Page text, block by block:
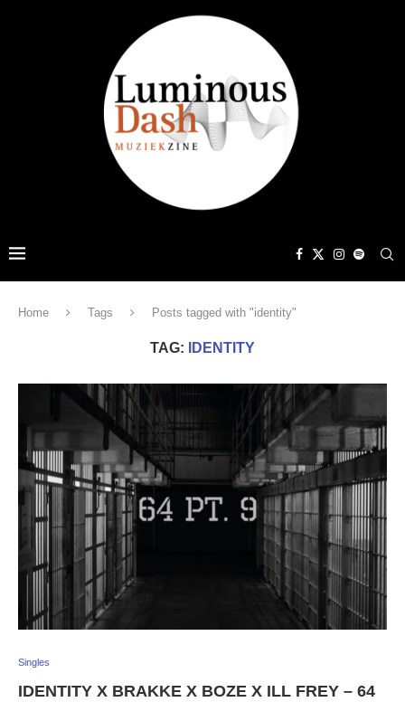
Home Tags Posts tagged with "identity"
TAG: IDENTITY
Singles
IDENTITY X BRAKKE X BOZE X ILL FREY – 64